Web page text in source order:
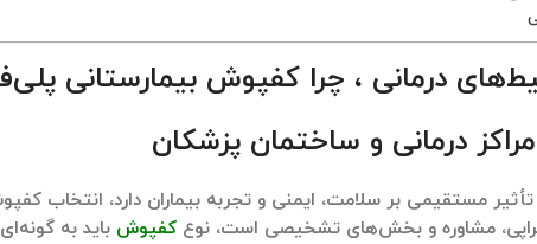
درمانی ، چرا کفپوش بیمارستانی
درمانی و ساختمان پزشکان
مستقیمی بر سلامت، ایمنی و تجربه بیماران دارد، انتخاب
مشاوره و بخش‌های تشخیصی است، نوع کفپوش باید به